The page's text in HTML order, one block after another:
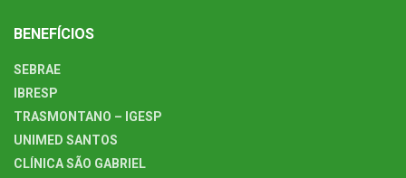
BENEFÍCIOS
SEBRAE
IBRESP
TRASMONTANO – IGESP
UNIMED SANTOS
CLÍNICA SÃO GABRIEL